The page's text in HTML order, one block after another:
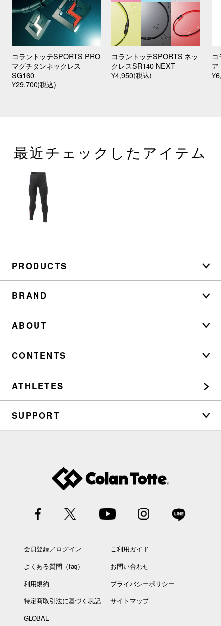
コラントッテSPORTS PRO
マグチタンネックレス
SG160
¥29,700(税込)
コラントッテSPORTS ネッ
クレスSR140 NEXT
¥4,950(税込)
ア
最近チェックしたアイテム
PRODUCTS
BRAND
ABOUT
CONTENTS
ATHLETES
SUPPORT
会員登録／ログイン
ご利用ガイド
よくある質問（faq）
お問い合わせ
利用規約
プライバシーポリシー
特定商取引法に基づく表記
サイトマップ
GLOBAL